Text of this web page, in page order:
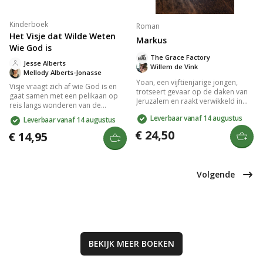
Kinderboek
Het Visje dat Wilde Weten
Wie God is
Mellody Alberts-Jonasse
Jesse Alberts
Visje vraagt zich af wie God is en
gaat samen met een pelikaan op
reis langs wonderen van de
schepping. Door kleurrijke
illustraties en eenvoudige
voorbeelden wordt op een
begrijpelijke manier uitgelegd wie
Leverbaar vanaf 14 augustus
€ 14,95
Roman
Markus
Willem de Vink
The Grace Factory
Yoan, een vijftienjarige jongen,
trotseert gevaar op de daken van
Jeruzalem en raakt verwikkeld in
ervaart discriminatie, radicalisering
en liefde. Als ooggetuige van Jezus'
arrestatie, moet hij zijn ware zelf
vinden. Een meeslepend verhaal
Leverbaar vanaf 14 augustus
€ 24,50
Volgende
BEKIJK MEER BOEKEN